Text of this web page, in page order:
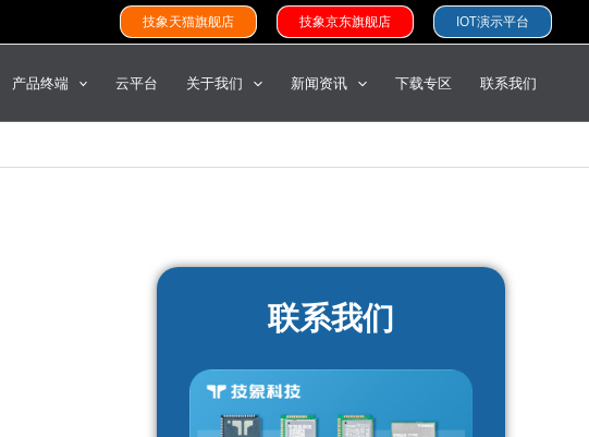
技象天猫旗舰店 技象京东旗舰店 IOT演示平台
产品终端 云平台 关于我们 新闻资讯 下载专区 联系我们
联系我们